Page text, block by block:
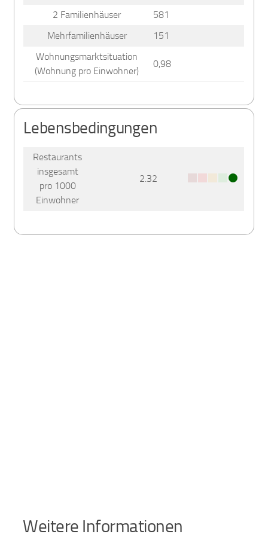
2 Familienhäuser
581
Mehrfamilienhäuser
151
Wohnungsmarktsituation
(Wohnung pro Einwohner)
0,98
Lebensbedingungen
Restaurants
insgesamt
pro 1000
Einwohner
2.32
Weitere Informationen